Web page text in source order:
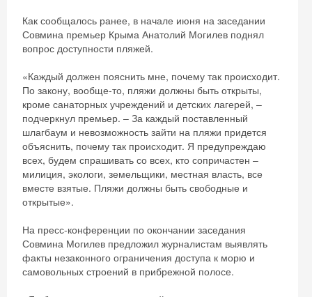
Как сообщалось ранее, в начале июня на заседании
Совмина премьер Крыма Анатолий Могилев поднял
вопрос доступности пляжей.
«Каждый должен пояснить мне, почему так происходит.
По закону, вообще-то, пляжи должны быть открыты,
кроме санаторных учреждений и детских лагерей, –
подчеркнул премьер. – За каждый поставленный
шлагбаум и невозможность зайти на пляжи придется
объяснить, почему так происходит. Я предупреждаю
всех, будем спрашивать со всех, кто сопричастен –
милиция, экологи, земельщики, местная власть, все
вместе взятые. Пляжи должны быть свободные и
открытые».
На пресс-конференции по окончании заседания
Совмина Могилев предложил журналистам выявлять
факты незаконного ограничения доступа к морю и
самовольных строений в прибрежной полосе.